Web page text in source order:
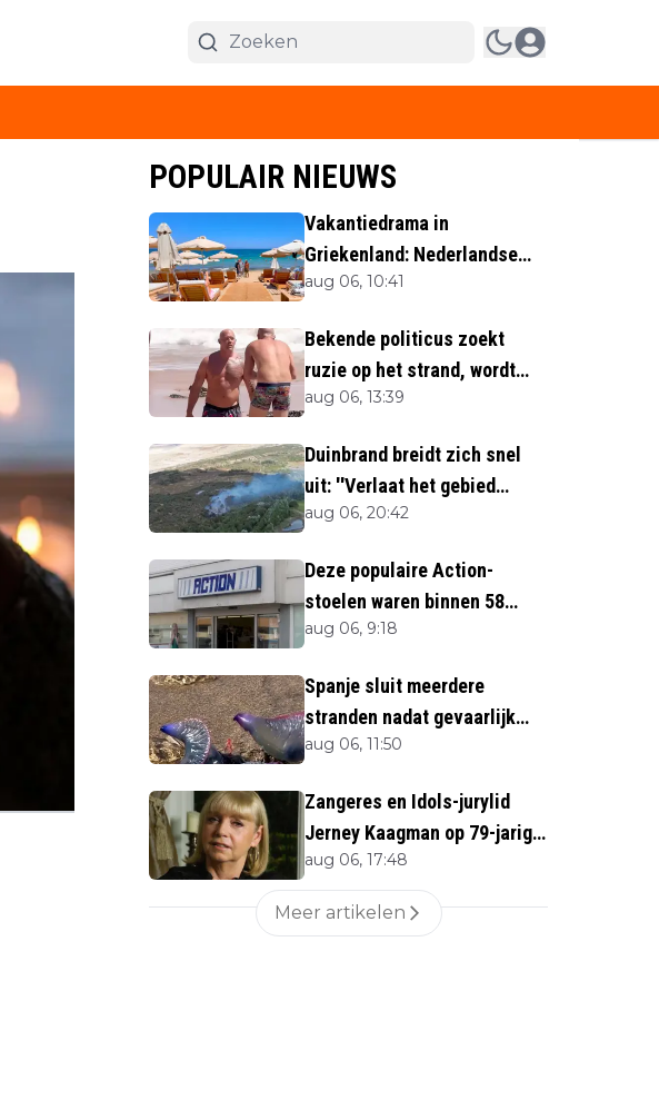
POPULAIR NIEUWS
Vakantiedrama in
Griekenland: Nederlandse
(40) omgekomen
aug 06, 10:41
Bekende politicus zoekt
ruzie op het strand, wordt
neergemaaid
aug 06, 13:39
Duinbrand breidt zich snel
uit: ''Verlaat het gebied
direct''
aug 06, 20:42
Deze populaire Action-
stoelen waren binnen 58
minuten uitverkocht zijn
aug 06, 9:18
Spanje sluit meerdere
stranden nadat gevaarlijk
zeedier opduikt
aug 06, 11:50
Zangeres en Idols-jurylid
Jerney Kaagman op 79-jarige
leeftijd overleden
aug 06, 17:48
Meer artikelen